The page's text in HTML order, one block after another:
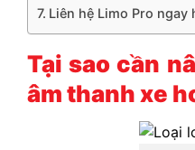
Liên hệ Limo Pro ngay
Tại sao cần
âm thanh xe